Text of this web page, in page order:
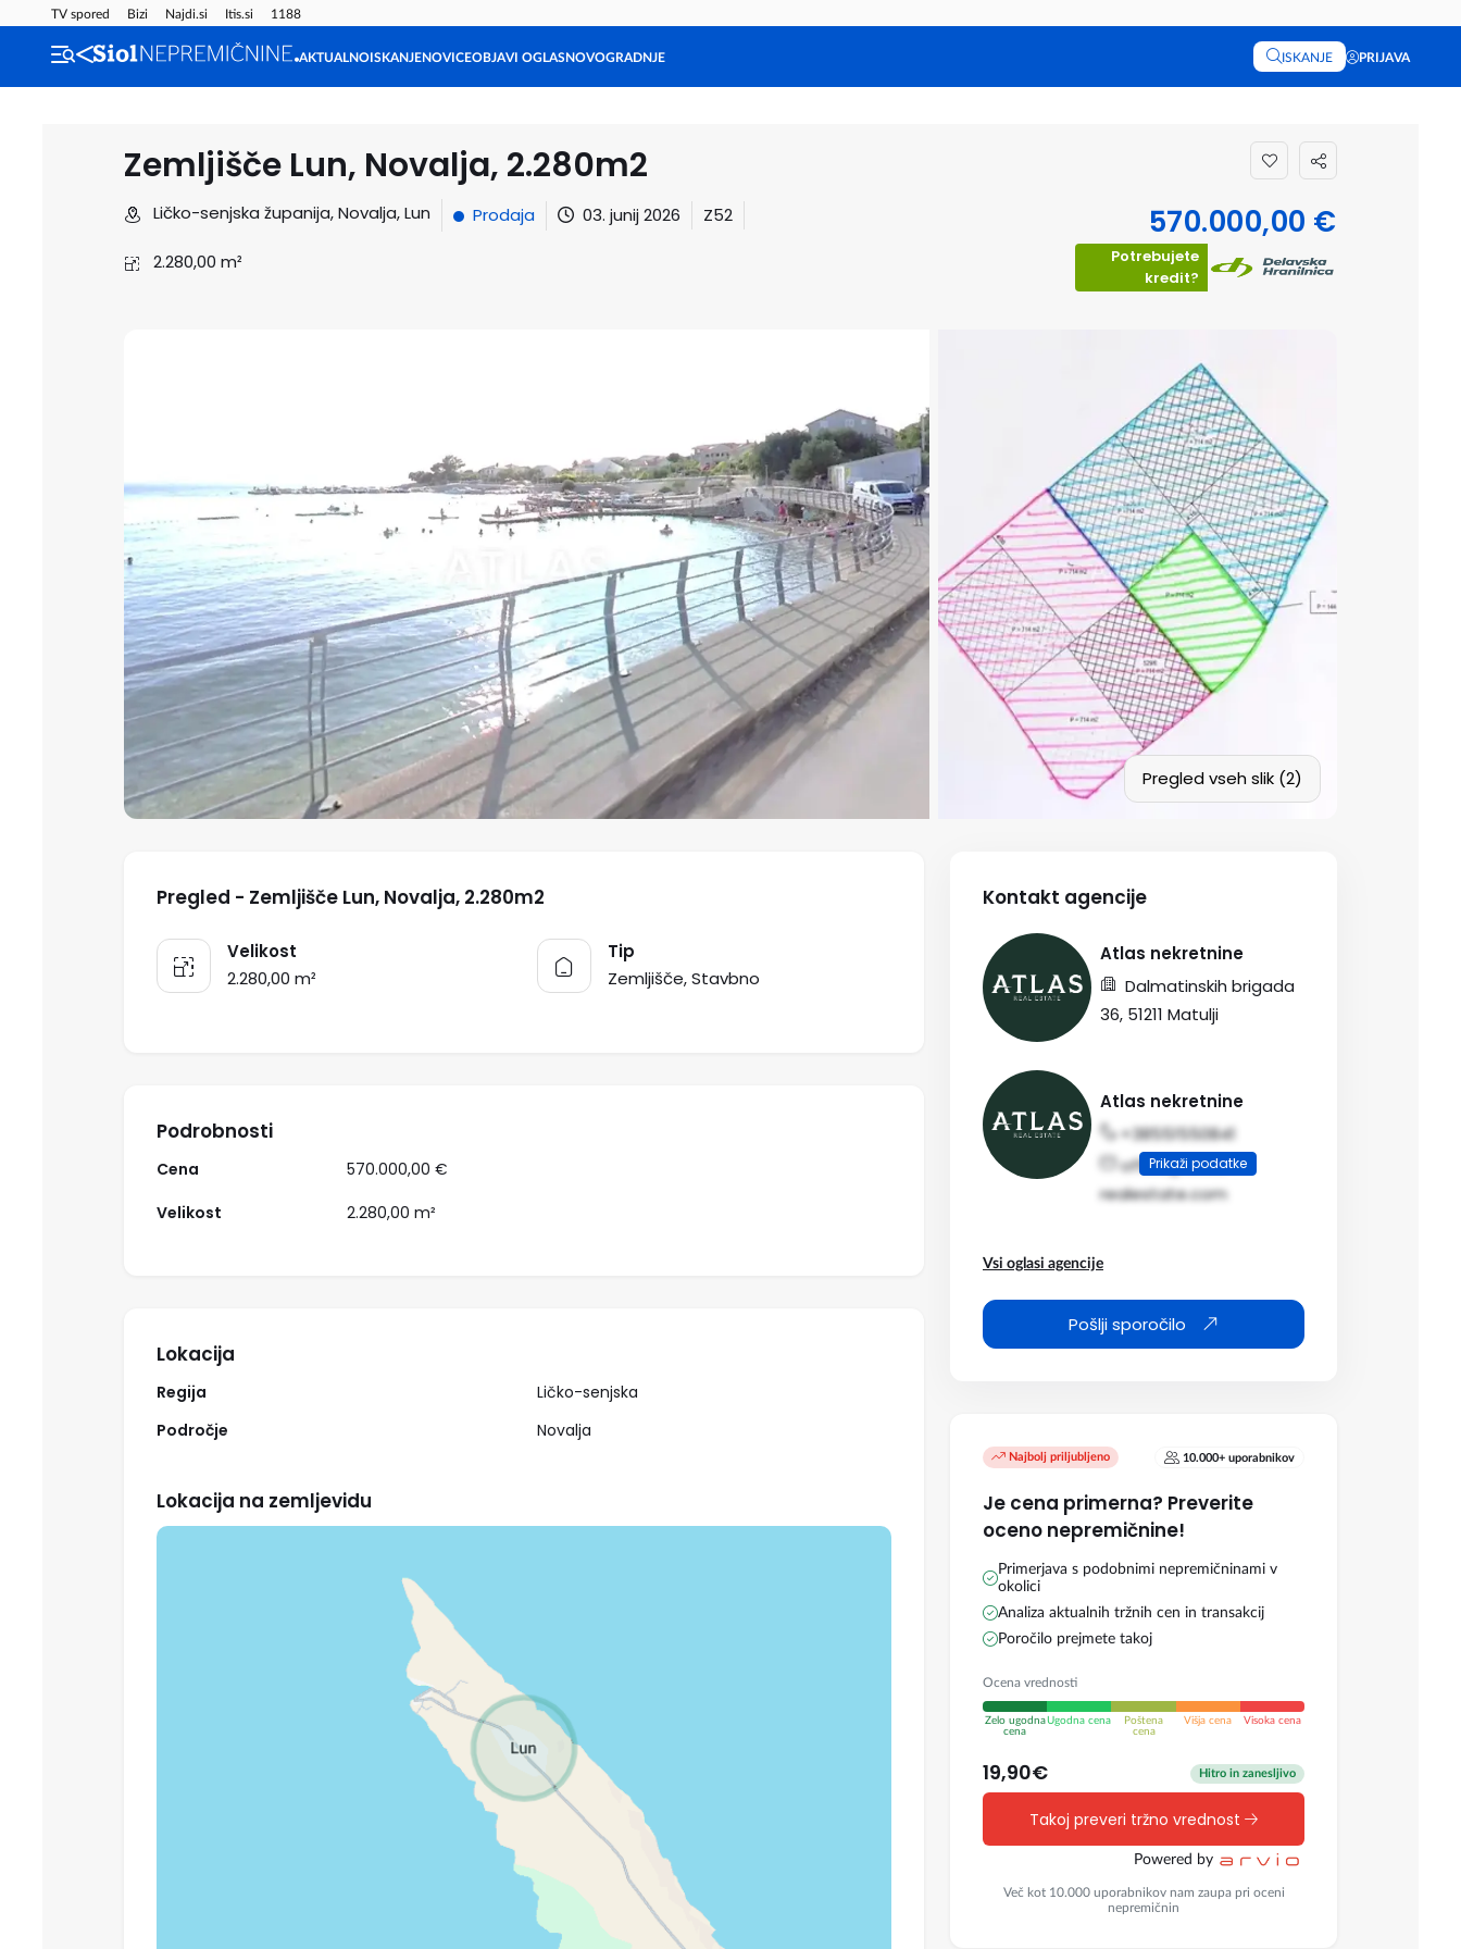
TV spored Bizi Najdi.si Itis.si 1188
AKTUALNOISKANJENOVICEOBJAVI OGLASNOVOGRADNJE ISKANJE PRIJAVA
Zemljišče Lun, Novalja, 2.280m2
Ličko-senjska županija, Novalja, Lun Prodaja 03. junij 2026 Z52
2.280,00 m²
570.000,00 €
Potrebujete
kredit?
Pregled vseh slik (2)
Pregled - Zemljišče Lun, Novalja, 2.280m2
Velikost
2.280,00 m²
Tip
Zemljišče, Stavbno
Podrobnosti
Cena
570.000,00 €
Velikost
2.280,00 m²
Lokacija
Regija
Ličko-senjska
Področje
Novalja
Lokacija na zemljevidu
Kontakt agencije
Atlas nekretnine
Dalmatinskih brigada
36, 51211 Matulji
Atlas nekretnine
Prikaži podatke
+38551550841
office@atlas-
realestate.com
Vsi oglasi agencije
Pošlji sporočilo
Najbolj priljubljeno 10.000+ uporabnikov
Je cena primerna? Preverite
oceno nepremičnine!
Primerjava s podobnimi nepremičninami v
okolici
Analiza aktualnih tržnih cen in transakcij
Poročilo prejmete takoj
Ocena vrednosti
Zelo ugodna
cena
Ugodna cena
Poštena
cena
Višja cena Visoka cena
19,90€ Hitro in zanesljivo
Takoj preveri tržno vrednost
Powered by
Več kot 10.000 uporabnikov nam zaupa pri oceni
nepremičnin